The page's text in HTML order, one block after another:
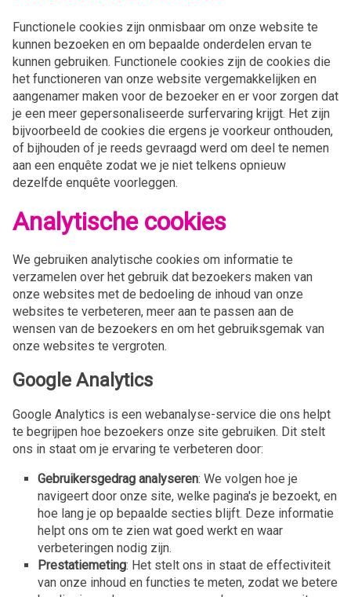
Functionele cookies zijn onmisbaar om onze website te
kunnen bezoeken en om bepaalde onderdelen ervan te
kunnen gebruiken. Functionele cookies zijn de cookies die
het functioneren van onze website vergemakkelijken en
aangenamer maken voor de bezoeker en er voor zorgen dat
je een meer gepersonaliseerde surfervaring krijgt. Het zijn
bijvoorbeeld de cookies die ergens je voorkeur onthouden,
of bijhouden of je reeds gevraagd werd om deel te nemen
aan een enquête zodat we je niet telkens opnieuw
dezelfde enquête voorleggen.
Analytische cookies
We gebruiken analytische cookies om informatie te
verzamelen over het gebruik dat bezoekers maken van
onze websites met de bedoeling de inhoud van onze
websites te verbeteren, meer aan te passen aan de
wensen van de bezoekers en om het gebruiksgemak van
onze websites te vergroten.
Google Analytics
Google Analytics is een webanalyse-service die ons helpt
te begrijpen hoe bezoekers onze site gebruiken. Dit stelt
ons in staat om je ervaring te verbeteren door:
Gebruikersgedrag analyseren: We volgen hoe je
navigeert door onze site, welke pagina's je bezoekt, en
hoe lang je op bepaalde secties blijft. Deze informatie
helpt ons om te zien wat goed werkt en waar
verbeteringen nodig zijn.
Prestatiemeting: Het stelt ons in staat de effectiviteit
van onze inhoud en functies te meten, zodat we betere